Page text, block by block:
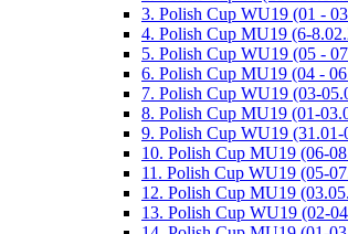
3. Polish Cup WU19 (01 -
4. Polish Cup MU19 (6-
5. Polish Cup WU19 (05 -
6. Polish Cup MU19 (04 -
7. Polish Cup WU19 (03-
8. Polish Cup MU19 (01-
9. Polish Cup WU19 (31.01-
10. Polish Cup MU19 (06-
11. Polish Cup WU19 (05-
12. Polish Cup MU19
13. Polish Cup WU19 (02-